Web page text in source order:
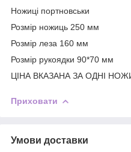
Ножиці портновськи
Розмір ножиць 250 мм
Розмір леза 160 мм
Розмір рукоядки 90*70 мм
ЦІНА ВКАЗАНА ЗА ОДНІ
Приховати
Умови доставки